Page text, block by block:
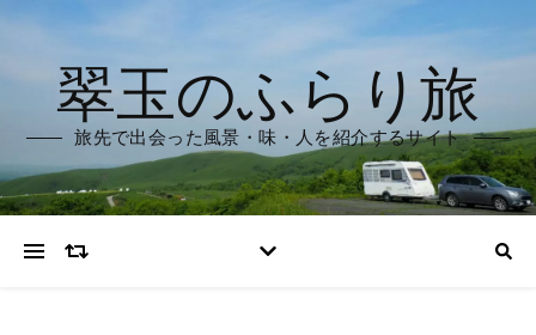
翠玉のふらり旅
旅先で出会った風景・味・人を紹介するサイト